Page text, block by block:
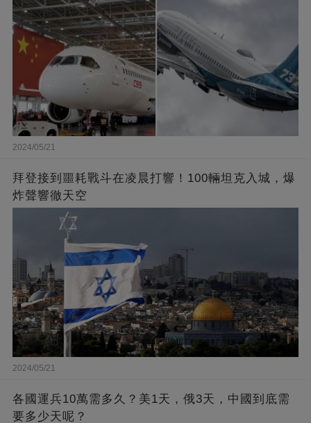
2024/05/21
拜登接到噩耗戰斗在凌晨打響！100輛坦克入城，爆
炸聲響徹天空
2024/05/21
各國運兵10萬需多久？美1天，俄3天，中國到底需
要多少天呢？